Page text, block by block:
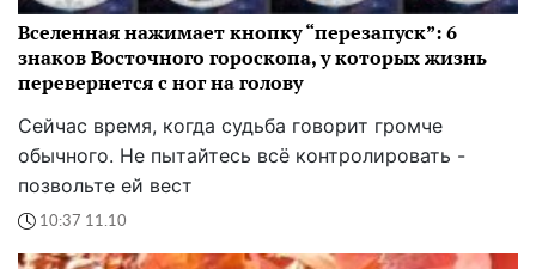
Вселенная нажимает кнопку “перезапуск”: 6
знаков Восточного гороскопа, у которых жизнь
перевернется с ног на голову
Сейчас время, когда судьба говорит громче
обычного. Не пытайтесь всё контролировать -
позвольте ей вест
10:37 11.10